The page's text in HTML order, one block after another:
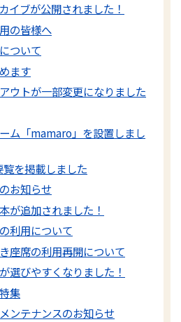
イブが公開されました！
の皆様へ
ついて
ます
ウトが一部変更になりました
ム「mamaro」を設置しまし
を掲載しました
お知らせ
が追加されました！
利用について
座席の利用再開について
選びやすくなりました！
集
ンテナンスのお知らせ